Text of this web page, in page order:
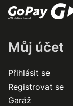
Můj účet
Přihlásit se
Registrovat se
Garáž